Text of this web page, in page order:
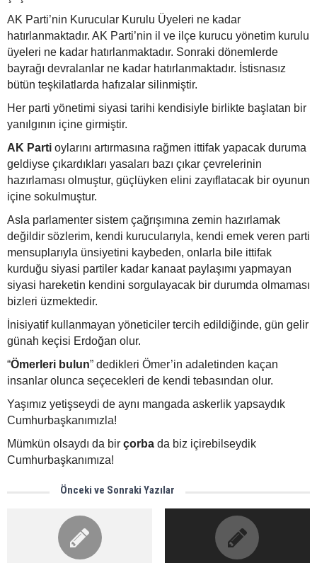
AK Parti’nin Kurucular Kurulu Üyeleri ne kadar
hatırlanmaktadır. AK Parti’nin il ve ilçe kurucu yönetim kurulu
üyeleri ne kadar hatırlanmaktadır. Sonraki dönemlerde
bayrağı devralanlar ne kadar hatırlanmaktadır. İstisnasız
bütün teşkilatlarda hafızalar silinmiştir.
Her parti yönetimi siyasi tarihi kendisiyle birlikte başlatan bir
yanılgının içine girmiştir.
AK Parti oylarını artırmasına rağmen ittifak yapacak duruma
geldiyse çıkardıkları yasaları bazı çıkar çevrelerinin
hazırlaması olmuştur, güçlüyken elini zayıflatacak bir oyunun
içine sokulmuştur.
Asla parlamenter sistem çağrışımına zemin hazırlamak
değildir sözlerim, kendi kurucularıyla, kendi emek veren parti
mensuplarıyla ünsiyetini kaybeden, onlarla bile ittifak
kurduğu siyasi partiler kadar kanaat paylaşımı yapmayan
siyasi hareketin kendini sorgulayacak bir durumda olmaması
bizleri üzmektedir.
İnisiyatif kullanmayan yöneticiler tercih edildiğinde, gün gelir
günah keçisi Erdoğan olur.
“Ömerleri bulun” dedikleri Ömer’in adaletinden kaçan
insanlar olunca seçecekleri de kendi tebasından olur.
Yaşımız yetişseydi de aynı mangada askerlik yapsaydık
Cumhurbaşkanımızla!
Mümkün olsaydı da bir çorba da biz içirebilseydik
Cumhurbaşkanımıza!
Önceki ve Sonraki Yazılar